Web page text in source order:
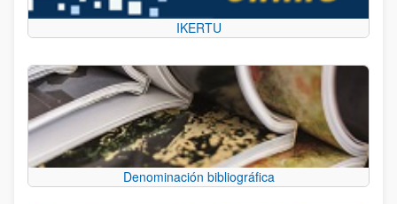
IKERTU
Denominación bibliográfica